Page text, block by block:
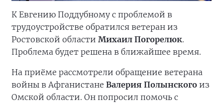
К Евгению Поддубному с проблемой в
трудоустройстве обратился ветеран из
Ростовской области Михаил Погорелюк.
Проблема будет решена в ближайшее время.
На приёме рассмотрели обращение ветерана
войны в Афганистане Валерия Полынского из
Омской области. Он попросил помочь с